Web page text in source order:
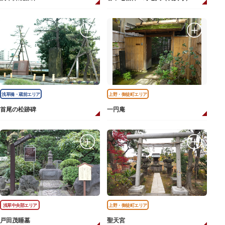
浅草橋・蔵前エリア
首尾の松跡碑
上野・御徒町エリア
一円庵
浅草中央部エリア
戸田茂睡墓
上野・御徒町エリア
聖天宮